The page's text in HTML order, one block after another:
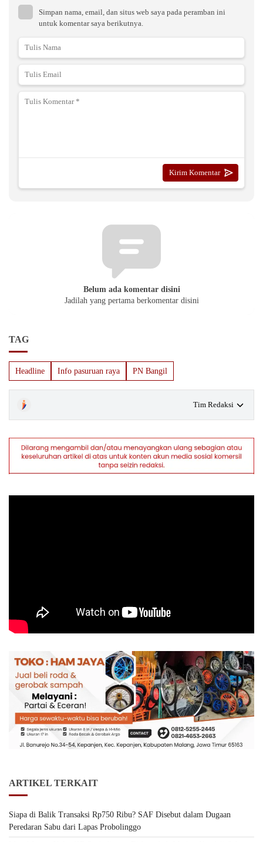
Simpan nama, email, dan situs web saya pada peramban ini
untuk komentar saya berikutnya.
Belum ada komentar disini
Jadilah yang pertama berkomentar disini
TAG
Headline Info pasuruan raya PN Bangil
Tim Redaksi
ARTIKEL TERKAIT
Siapa di Balik Transaksi Rp750 Ribu? SAF Disebut dalam Dugaan
Peredaran Sabu dari Lapas Probolinggo